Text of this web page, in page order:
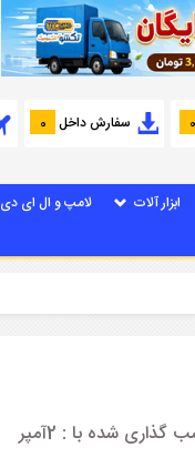
0 سفارش داخل 0
ابزار آلات لامپ و ال ای دی
شده با : 2آمپر